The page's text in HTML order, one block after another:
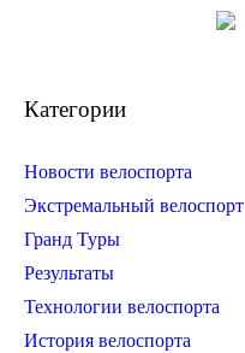
Категории
Новости велоспорта
Экстремальный велоспорт
Гранд Туры
Результаты
Технологии велоспорта
История велоспорта